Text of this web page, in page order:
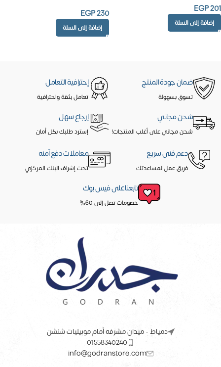
EGP201
إضافة إلى السلة
EGP230
إضافة إلى السلة
ضمان جودة المنتج
تسوق بسهولة
إحترافية التعامل
تعامل بثقة واحترافية
شحن مجاني
شحن مجاني على أغلب المنتجات!
إرجاع سهل
إسترد طلبك بكل أمان
دعم فنى سريع
فريق عمل لمساعدتك
معاملات دفع آمنه
تحت إشراف البنك المركزي
تابعنا على فيس بوك
خصومات تصل إلى 60%
دمياط - ميدان مشرفه أمام موبيليات شنشن
01558340240
info@godranstore.com